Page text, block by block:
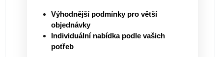
Výhodnější podmínky pro větší
objednávky
Individuální nabídka podle vašich
potřeb